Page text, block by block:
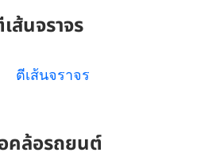
ส้นจราจร
คล้อรถยนต์